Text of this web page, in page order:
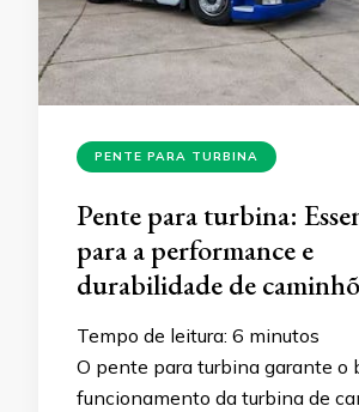
PENTE PARA TURBINA
Pente para turbina:
para a performance e
durabilidade de
Tempo de leitura: 6 minutos
O pente para turbina garante o
funcionamento da turbina de